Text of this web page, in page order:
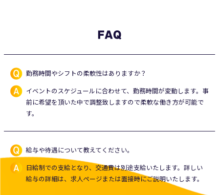
FAQ
勤務時間やシフトの柔軟性はありますか？
イベントのスケジュールに合わせて、勤務時間が変動します。事
前に希望を頂いた中で調整致しますので柔軟な働き方が可能で
す。
給与や待遇について教えてください。
日給制での支給となり、交通費は別途支給いたします。詳しい
給与の詳細は、求人ページまたは面接時にご説明いたします。